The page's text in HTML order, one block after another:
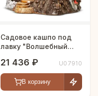
Садовое кашпо под
лавку "Волшебный
21 436 ₽ U07910
В корзину